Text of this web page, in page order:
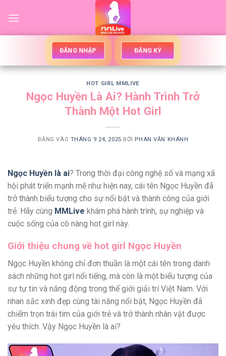
qua
ĐĂNG NHẬP ĐĂNG KÝ
HOT GIRL MMLIVE
Ngọc Huyền Là Ai? Hành Trình Trở
Thành Một Hot Girl
ĐĂNG VÀO THÁNG 9 24, 2025 BỞI PHAN VĂN KHÁNH
Ngọc Huyền là ai? Trong thời đại công nghệ số và mạng xã
hội phát triển mạnh mẽ như hiện nay, cái tên Ngọc Huyền đã
trở thành biểu tượng cho sự nổi bật và thành công của giới
trẻ. Hãy cùng MMLive khám phá hành trình, sự nghiệp và
cuộc sống của cô nàng hot girl này.
Giới thiệu chung về hot girl Ngọc Huyền
Ngọc Huyền không chỉ đơn thuần là một cái tên trong danh
sách những hot girl nổi tiếng, mà còn là một biểu tượng của
sự tự tin và năng động trong thế giới giải trí Việt Nam. Với
nhan sắc xinh đẹp cùng tài năng nổi bật, Ngọc Huyền đã
chiếm trọn trái tim của giới trẻ và trở thành nhân vật được
yêu thích. Vậy Ngọc Huyền là ai?